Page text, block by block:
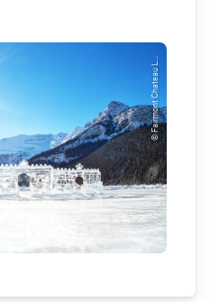
© Fairmont Chateau L...